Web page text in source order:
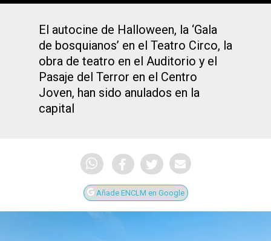
El autocine de Halloween, la ‘Gala
de bosquianos’ en el Teatro Circo, la
obra de teatro en el Auditorio y el
Pasaje del Terror en el Centro
Joven, han sido anulados en la
capital
Añade ENCLM en Google